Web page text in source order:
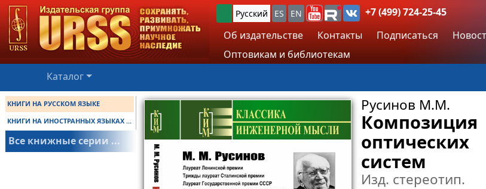
Русский ES EN
+7 (499) 724-25-45
Об издательстве
Контакты Подписаться
Оптовикам и библиотекам
Каталог
КНИГИ НА РУССКОМ ЯЗЫКЕ
КНИГИ НА ИНОСТРАННЫХ ЯЗЫКАХ ...
Все книжные серии ...
Русинов М.М.
Композиция
оптических
систем
Изд. стереотип.